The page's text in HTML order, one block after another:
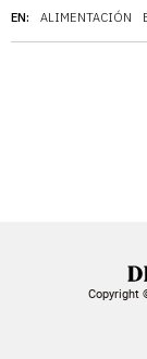
EN: ALIMENTACIÓN
Copyright